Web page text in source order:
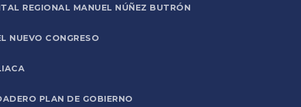
REGIONAL MANUEL NÚÑEZ BUTRÓN
NUEVO CONGRESO
PLAN DE GOBIERNO